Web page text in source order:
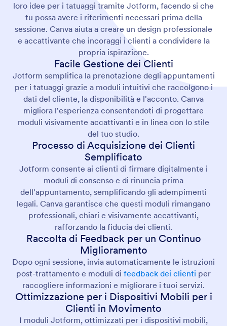
loro idee per i tatuaggi tramite Jotform, facendo si che
tu possa avere i riferimenti necessari prima della
sessione. Canva aiuta a creare un design professionale
e accattivante che incoraggi i clienti a condividere la
propria ispirazione.
Facile Gestione dei Clienti
Jotform semplifica la prenotazione degli appuntamenti
per i tatuaggi grazie a moduli intuitivi che raccolgono i
dati del cliente, la disponibilità e l'acconto. Canva
migliora l'esperienza consentendoti di progettare
moduli visivamente accattivanti e in linea con lo stile
del tuo studio.
Processo di Acquisizione dei Clienti
Semplificato
Jotform consente ai clienti di firmare digitalmente i
moduli di consenso e di rinuncia prima
dell'appuntamento, semplificando gli adempimenti
legali. Canva garantisce che questi moduli rimangano
professionali, chiari e visivamente accattivanti,
rafforzando la fiducia dei clienti.
Raccolta di Feedback per un Continuo
Miglioramento
Dopo ogni sessione, invia automaticamente le istruzioni
post-trattamento e moduli di feedback dei clienti per
raccogliere informazioni e migliorare i tuoi servizi.
Ottimizzazione per i Dispositivi Mobili per i
Clienti in Movimento
I moduli Jotform, ottimizzati per i dispositivi mobili,